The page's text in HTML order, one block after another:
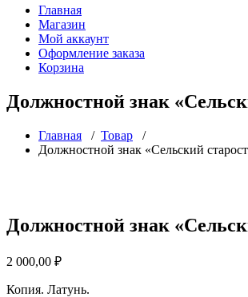
Главная
Магазин
Мой аккаунт
Оформление заказа
Корзина
Должностной знак
Главная / Товар /
Должностной знак «Сельский
Должностной знак
2 000,00 ₽
Копия. Латунь.